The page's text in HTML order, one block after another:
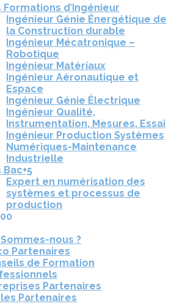
Formations d’Ingénieur
Ingénieur Génie Énergétique de
la Construction durable
Ingénieur Mécatronique –
Robotique
Ingénieur Matériaux
Ingénieur Aéronautique et
Espace
Ingénieur Génie Électrique
Ingénieur Qualité,
Instrumentation, Mesures, Essai
Ingénieur Production Systèmes
Numériques-Maintenance
Industrielle
Bac+5
Expert en numérisation des
systèmes et processus de
production
nous ?
Partenaires
de Formation
Partenaires
Partenaires